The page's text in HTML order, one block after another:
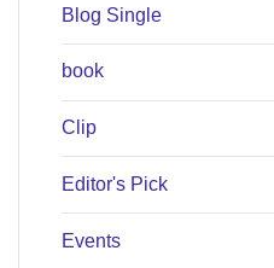
Blog Single
book
Clip
Editor's Pick
Events